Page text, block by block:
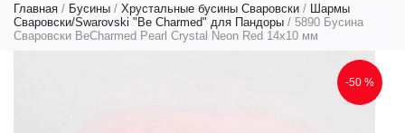
Главная / Бусины / Хрустальные бусины Сваровски /
Шармы
Сваровски/Swarovski "Be Charmed" для Пандоры / 5890 Бусина
Сваровски BeCharmed Pearl Crystal Neon Red 14х10 мм
-50 %